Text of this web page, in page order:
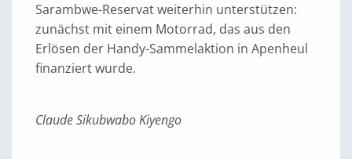
Sarambwe-Reservat weiterhin unterstützen:
zunächst mit einem Motorrad, das aus den
Erlösen der Handy-Sammelaktion in Apenheul
finanziert wurde.
Claude Sikubwabo Kiyengo